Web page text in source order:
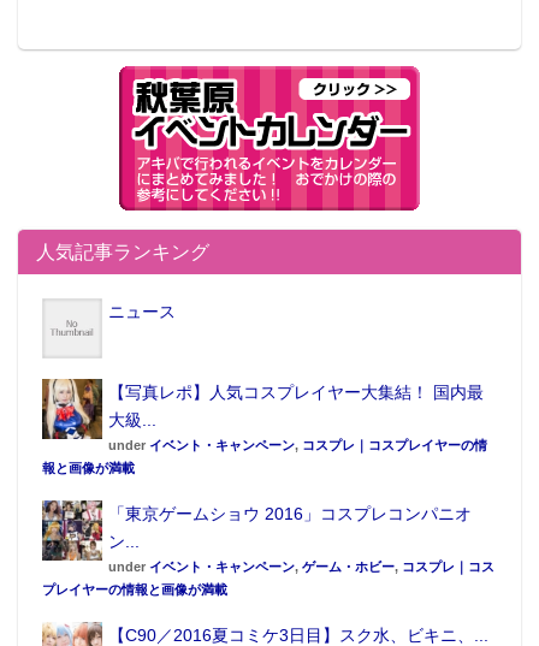
人気記事ランキング
ニュース
【写真レポ】人気コスプレイヤー大集結！ 国内最
大級...
under イベント・キャンペーン, コスプレ｜コスプレイヤーの情
報と画像が満載
「東京ゲームショウ 2016」コスプレコンパニオ
ン...
under イベント・キャンペーン, ゲーム・ホビー, コスプレ｜コス
プレイヤーの情報と画像が満載
【C90／2016夏コミケ3日目】スク水、ビキニ、...